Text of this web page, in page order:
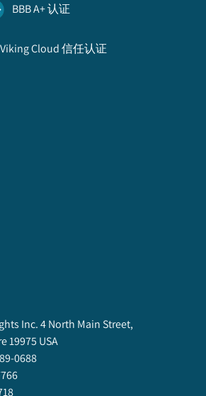
BBB A+ 认证
Viking Cloud 信任认证
Inc. 4 North Main Street,
19975 USA
0688